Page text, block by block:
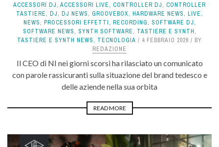
ACCESSORI DJ, ACCESSORI LIVE, CONTROLLER DJ, CONTROLLER
TASTIERE, DJ, DJ NEWS, GROOVEBOX, HARDWARE NEWS, LIVE,
NEWS, PROCESSORI EFFETTI, RECORDING, SOFTWARE DJ,
SOFTWARE NEWS, SYNTH SOFTWARE, TASTIERE E SYNTH,
TASTIERE E SYNTH NEWS, TECNOLOGIA 4 FEBBRAIO 2026
BY
REDAZIONE
Il CEO di NI nei giorni scorsi ha rilasciato un comunicato
con parole rassicuranti sulla situazione del brand tedesco e
delle aziende nella sua orbita
READ MORE